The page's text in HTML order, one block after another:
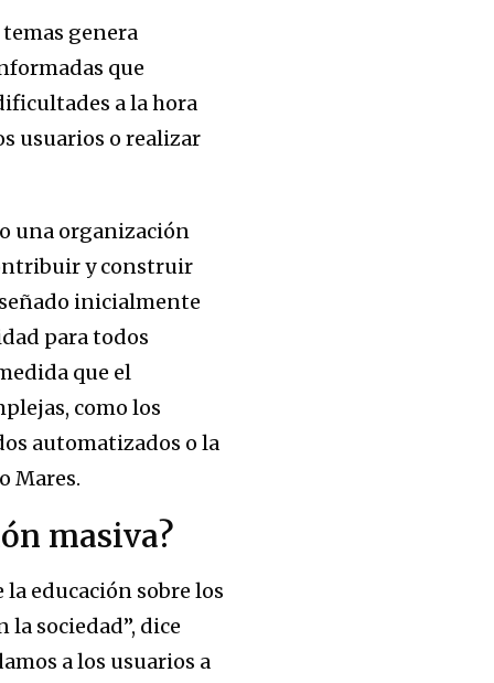
genera
que
a la hora
usuarios o realizar
una organización
y construir
inicialmente
para todos
que el
como los
automatizados o la
Mares.
masiva?
la educación sobre los
sociedad”, dice
a los usuarios a